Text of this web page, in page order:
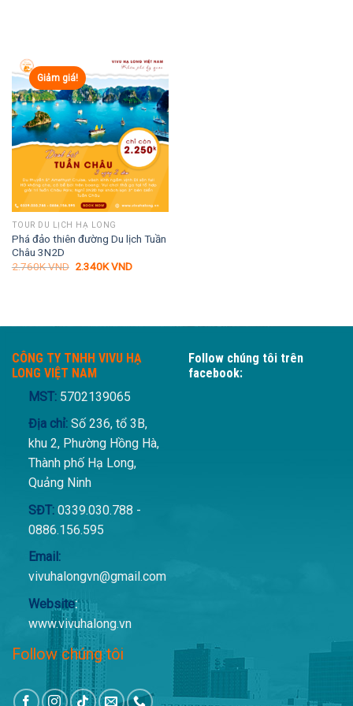
Giảm giá!
TOUR DU LỊCH HẠ LONG
Phá đảo thiên đường Du lịch Tuần
Châu 3N2D
2.760KVND Giá
2.340KVNDGiá
CÔNG TY TNHH VIVU HẠ
LONG VIỆT NAM
MST: 5702139065
Địa chỉ:Số 236, tổ 3B,
khu 2, Phường Hồng Hà,
Thành phố Hạ Long,
Quảng Ninh
SĐT:0339.030.788 -
0886.156.595
Email:
vivuhalongvn@gmail.com
Website:
www.vivuhalong.vn
Follow chúng tôi
Follow chúng tôi trên
facebook: